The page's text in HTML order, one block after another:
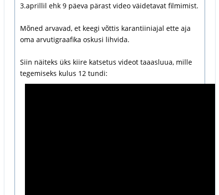
3.aprillil ehk 9 päeva pärast video väidetavat filmimist.
Mõned arvavad, et keegi võttis karantiiniajal ette aja
oma arvutigraafika oskusi lihvida.
Siin näiteks üks kiire katsetus videot taaasluua, mille
tegemiseks kulus 12 tundi: